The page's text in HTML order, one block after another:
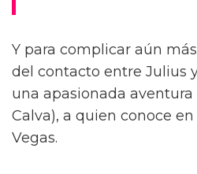
Y para complicar aún
del contacto entre Julius
una apasionada
Calva), a quien conoce
Vegas.